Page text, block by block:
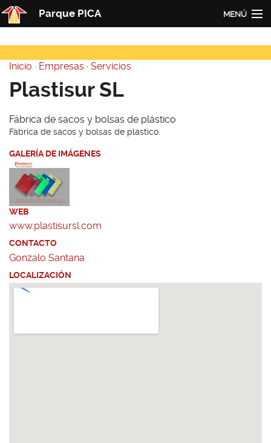
Pasar al contenido principal
Parque PICA MENÚ
PICA
Actualidad
Empresas
Contacto
Redes
Usted está aquí
Inicio · Empresas · Servicios
Plastisur SL
Fábrica de sacos y bolsas de plástico
Fábrica de sacos y bolsas de plástico.
GALERÍA DE IMÁGENES
WEB
www.plastisursl.com
CONTACTO
Gonzalo Santana
LOCALIZACIÓN